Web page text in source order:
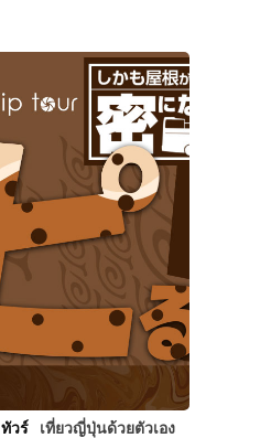
ทัวร์ เที่ยวญี่ปุ่นด้วยตัวเอง